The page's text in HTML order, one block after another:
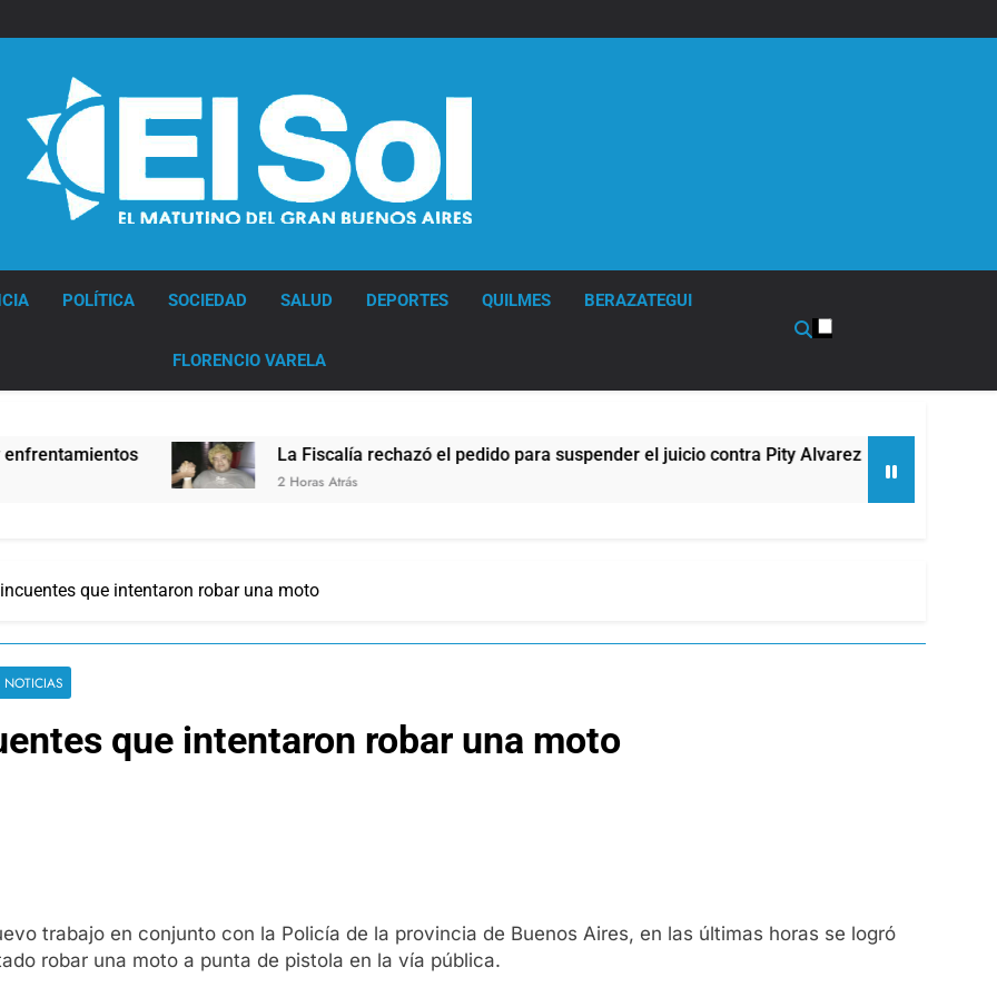
POLÍTICA SOCIEDAD SALUD DEPORTES QUILMES BERAZATEGUI
FLORENCIO VARELA
La Fiscalía rechazó el pedido para suspender el juicio contra Pity Alvarez
2 Horas Atrás
que intentaron robar una moto
NOTICIAS
que intentaron robar una moto
trabajo en conjunto con la Policía de la provincia de Buenos Aires, en las últimas horas se logró
robar una moto a punta de pistola en la vía pública.